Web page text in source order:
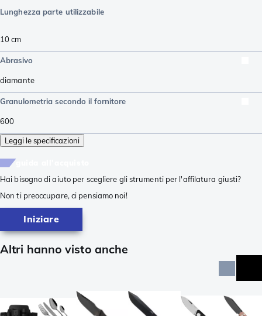
Lunghezza parte utilizzabile
10cm
Abrasivo
diamante
Granulometria secondo il fornitore
600
Leggi le specificazioni
Hai bisogno di aiuto per scegliere gli strumenti per l'affilatura giusti?
Non ti preoccupare, ci pensiamo noi!
Iniziare
Altri hanno visto anche